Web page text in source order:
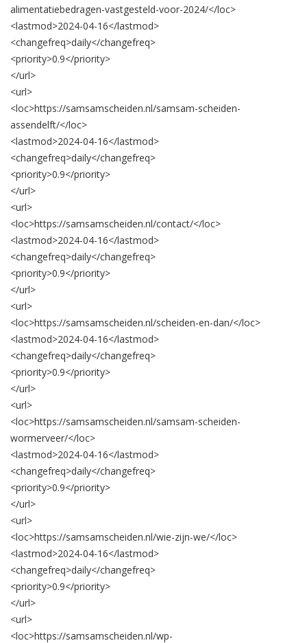
alimentatiebedragen-vastgesteld-voor-2024/</loc>
<lastmod>2024-04-16</lastmod>
<changefreq>daily</changefreq>
<priority>0.9</priority>
</url>
<url>
<loc>https://samsamscheiden.nl/samsam-scheiden-
assendelft/</loc>
<lastmod>2024-04-16</lastmod>
<changefreq>daily</changefreq>
<priority>0.9</priority>
</url>
<url>
<loc>https://samsamscheiden.nl/contact/</loc>
<lastmod>2024-04-16</lastmod>
<changefreq>daily</changefreq>
<priority>0.9</priority>
</url>
<url>
<loc>https://samsamscheiden.nl/scheiden-en-dan/</loc>
<lastmod>2024-04-16</lastmod>
<changefreq>daily</changefreq>
<priority>0.9</priority>
</url>
<url>
<loc>https://samsamscheiden.nl/samsam-scheiden-
wormerveer/</loc>
<lastmod>2024-04-16</lastmod>
<changefreq>daily</changefreq>
<priority>0.9</priority>
</url>
<url>
<loc>https://samsamscheiden.nl/wie-zijn-we/</loc>
<lastmod>2024-04-16</lastmod>
<changefreq>daily</changefreq>
<priority>0.9</priority>
</url>
<url>
<loc>https://samsamscheiden.nl/wp-